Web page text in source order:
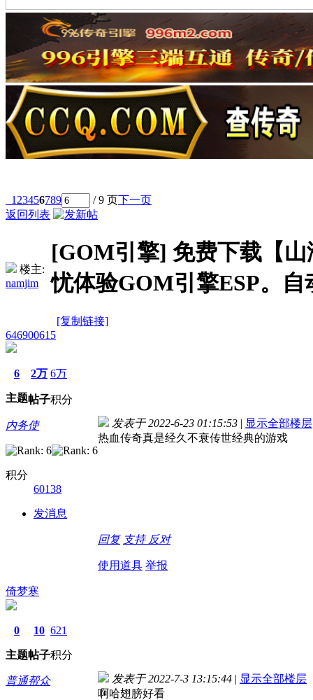
1 23456789 / 9 页下一页
返回列表
楼主:
namjim
[GOM引擎] 免费下载【
忧体验GOM引擎ESP。自
[复制链接]
646900615
6
主题
2万
帖子
6万
积分
内务使
积分
60138
发消息
发表于 2022-6-23 01:15:53 | 显示全部楼层
热血传奇真是经久不衰传世经典的游戏
回复 支持 反对
使用道具 举报
倚梦寒
0
主题
10
帖子
621
积分
普通帮众 发表于 2022-7-3 13:15:44 | 显示全部楼层
啊哈翅膀好看